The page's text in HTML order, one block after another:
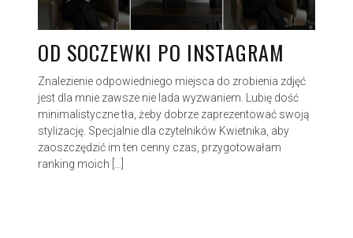
OD SOCZEWKI PO INSTAGRAM
Znalezienie odpowiedniego miejsca do zrobienia zdjęć
jest dla mnie zawsze nie lada wyzwaniem. Lubię dość
minimalistyczne tła, żeby dobrze zaprezentować swoją
stylizację. Specjalnie dla czytelników Kwietnika, aby
zaoszczędzić im ten cenny czas, przygotowałam
ranking moich […]